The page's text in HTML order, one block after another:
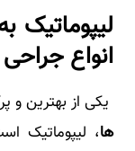
لیپوماتیک
انواع
یکی از بهترین و
ها، لیپوماتیک